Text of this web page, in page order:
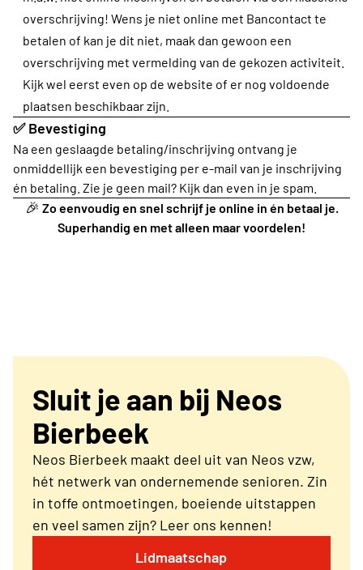
overschrijving! Wens je niet online met Bancontact te
betalen of kan je dit niet, maak dan gewoon een
overschrijving met vermelding van de gekozen activiteit.
Kijk wel eerst even op de website of er nog voldoende
plaatsen beschikbaar zijn.
✅ Bevestiging
Na een geslaagde betaling/inschrijving ontvang je
onmiddellijk een bevestiging per e-mail van je inschrijving
én betaling. Zie je geen mail? Kijk dan even in je spam.
🎉 Zo eenvoudig en snel schrijf je online in én betaal je.
Superhandig en met alleen maar voordelen!
Sluit je aan bij Neos
Bierbeek
Neos Bierbeek maakt deel uit van Neos vzw,
hét netwerk van ondernemende senioren. Zin
in toffe ontmoetingen, boeiende uitstappen
en veel samen zijn? Leer ons kennen!
Lidmaatschap